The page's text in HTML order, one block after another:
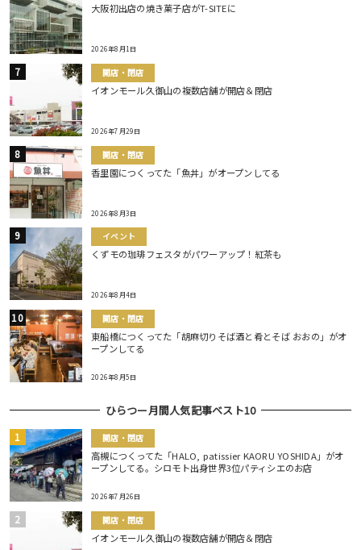
大阪初出店の焼き菓子店がT-SITEに
2026年8月1日
開店・閉店
イオンモール久御山の複数店舗が開店＆閉店
2026年7月29日
開店・閉店
香里園につくってた「魚丼」がオープンしてる
2026年8月3日
イベント
くずモの珈琲フェスタがパワーアップ！紅茶も
2026年8月4日
開店・閉店
東船橋につくってた「胡麻切りそば酒と肴とそば おおの」がオ
ープンしてる
2026年8月5日
ひらつー月間人気記事ベスト10
開店・閉店
高槻につくってた「HALO, patissier KAORU YOSHIDA」がオ
ープンしてる。シロモト出身世界3位パティシエのお店
2026年7月26日
開店・閉店
イオンモール久御山の複数店舗が開店＆閉店